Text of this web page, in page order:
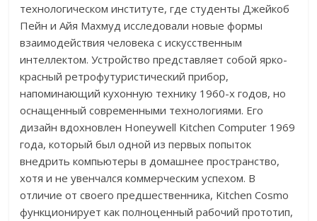
технологическом институте, где студенты Джейкоб
Пейн и Айя Махмуд исследовали новые формы
взаимодействия человека с искусственным
интеллектом. Устройство представляет собой ярко-
красный ретрофутуристический прибор,
напоминающий кухонную технику 1960-х годов, но
оснащенный современными технологиями. Его
дизайн вдохновлен Honeywell Kitchen Computer 1969
года, который был одной из первых попыток
внедрить компьютеры в домашнее пространство,
хотя и не увенчался коммерческим успехом. В
отличие от своего предшественника, Kitchen Cosmo
функционирует как полноценный рабочий прототип,